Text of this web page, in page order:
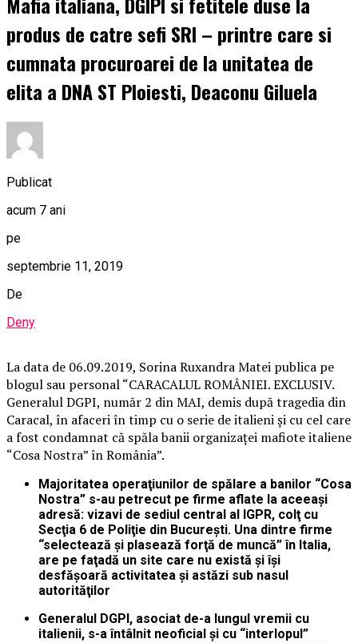
produs de catre sefi SRI – printre care si
cumnata procuroarei de la unitatea de
elita a DNA ST Ploiesti, Deaconu Giluela
Publicat
acum 7 ani
pe
septembrie 11, 2019
De
Deny
La data de 06.09.2019, Sorina Ruxandra Matei publica pe
blogul sau personal “CARACALUL ROMÂNIEI. EXCLUSIV.
Generalul DGPI, număr 2 din MAI, demis după tragedia din
Caracal, în afaceri în timp cu o serie de italieni şi cu cel care
a fost condamnat că spăla banii organizaţei mafiote italiene
“Cosa Nostra” în România”.
Majoritatea operaţiunilor de spălare a banilor “Cosa
Nostra” s-au petrecut pe firme aflate la aceeaşi
adresă: vizavi de sediul central al IGPR, colţ cu
Secţia 6 de Poliţie din Bucureşti. Una dintre firme
“selectează şi plasează forţă de muncă” în Italia,
are pe faţadă un site care nu există şi îşi
desfăşoară activitatea şi astăzi sub nasul
autorităţilor
Generalul DGPI, asociat de-a lungul vremii cu
italienii, s-a întâlnit neoficial şi cu “interlopul”